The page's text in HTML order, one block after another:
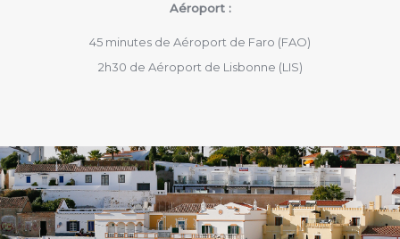
Aéroport :
45 minutes de Aéroport de Faro (FAO)
2h30 de Aéroport de Lisbonne (LIS)